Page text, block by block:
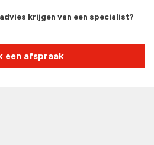
krijgen van een specialist?
een afspraak